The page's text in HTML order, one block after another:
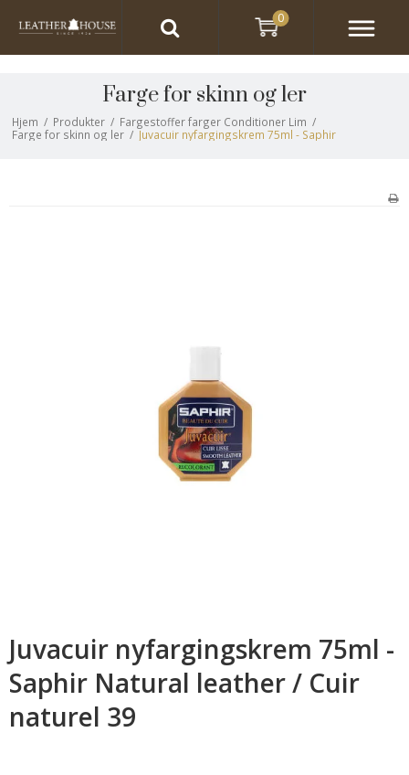
Farge for skinn og ler
Hjem / Produkter / Fargestoffer farger Conditioner Lim /
Farge for skinn og ler / Juvacuir nyfargingskrem 75ml - Saphir
Juvacuir nyfargingskrem 75ml -
Saphir Natural leather / Cuir
naturel 39
0